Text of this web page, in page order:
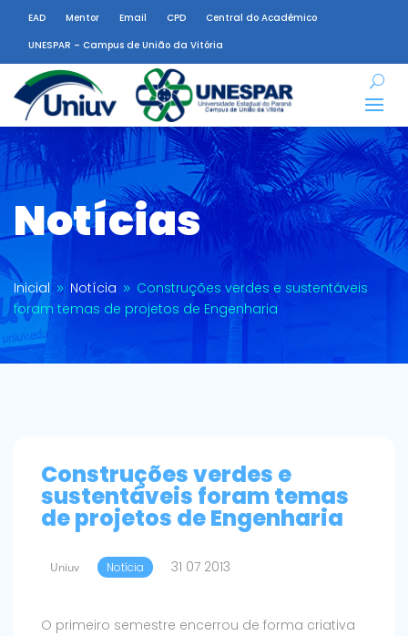
EAD Mentor Email CPD
Central do Acadêmico
UNESPAR – Campus de União da Vitória
Notícias
Inicial 9 Notícia 9 Construções verdes e sustentáveis
foram temas de projetos de Engenharia
Construções verdes e
sustentáveis foram temas
de projetos de Engenharia
Uniuv Notícia 31 07 2013
O primeiro semestre encerrou de forma criativa